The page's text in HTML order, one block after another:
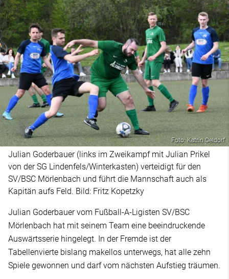
Foto: Katrin Oeldorf
Julian Goderbauer (links im Zweikampf mit Julian Prikel
von der SG Lindenfels/Winterkasten) verteidigt für den
SV/BSC Mörlenbach und führt die Mannschaft auch als
Kapitän aufs Feld. Bild: Fritz Kopetzky
Julian Goderbauer vom Fußball-A-Ligisten SV/BSC
Mörlenbach hat mit seinem Team eine beeindruckende
Auswärtsserie hingelegt. In der Fremde ist der
Tabellenvierte bislang makellos unterwegs, hat alle zehn
Spiele gewonnen und darf vom nächsten Aufstieg träumen.